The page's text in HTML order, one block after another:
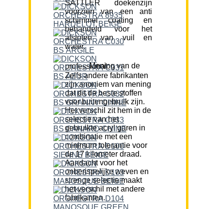
SATTLER doekenzijn
voorzien van een anti
schimmel coating en
behandeld voor het
afstoten van vuil en
water.
Mening van de professional:
Zelfs andere fabrikanten
zijn anoniem van mening
dat dit de beste stoffen
voor buitengebruik zijn.
Het verschil zit hem in de
selectie van het
gebruikte acryl garen in
combinatie met een
minimum tolerantie voor
de 17 kilometer draad.
Aandacht voor het
onberispelijke weven en
strenge selectie maakt
het verschil met andere
fabrikanten.